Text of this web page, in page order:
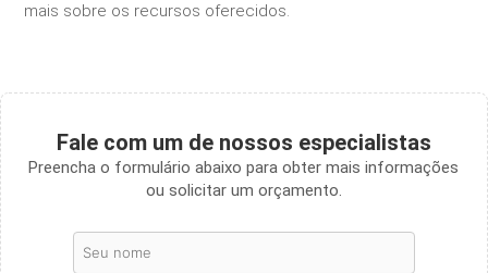
mais sobre os recursos oferecidos.
Fale com um de nossos especialistas
Preencha o formulário abaixo para obter mais informações
ou solicitar um orçamento.